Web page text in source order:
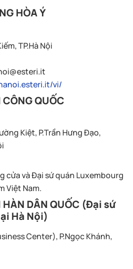
HÒA Ý
TP.Hà Nội
vi/
QUỐC
Kiệt, P.Trần Hưng Đạo,
cửa và Đại sứ quán Luxembourg
Việt Nam.
DÂN QUỐC (Đại sứ
Hà Nội)
Center), P.Ngọc Khánh,